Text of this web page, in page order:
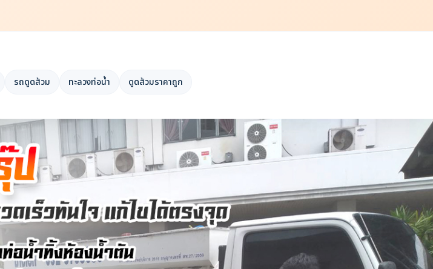
รถดูดส้วม ทะลวงท่อน้ำ ดูดส้วมราคาถูก